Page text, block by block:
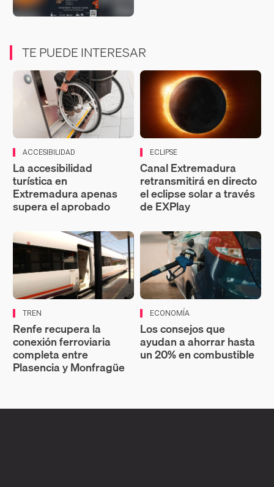
TE PUEDE INTERESAR
ACCESIBILIDAD
La accesibilidad
turística en
Extremadura apenas
supera el aprobado
ECLIPSE
Canal Extremadura
retransmitirá en directo
el eclipse solar a través
de EXPlay
TREN
Renfe recupera la
conexión ferroviaria
completa entre
Plasencia y Monfragüe
ECONOMÍA
Los consejos que
ayudan a ahorrar hasta
un 20% en combustible